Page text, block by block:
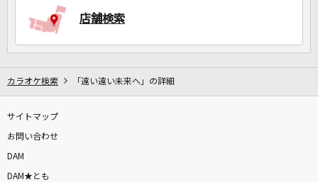
店舗検索
カラオケ検索 「遠い遠い未来へ」の詳細
サイトマップ
お問い合わせ
DAM
DAM★とも